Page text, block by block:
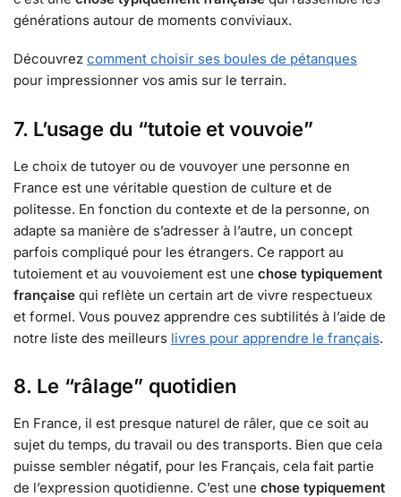
générations autour de moments conviviaux.
Découvrez comment choisir ses boules de pétanques
pour impressionner vos amis sur le terrain.
7. L’usage du “tutoie et vouvoie”
Le choix de tutoyer ou de vouvoyer une personne en
France est une véritable question de culture et de
politesse. En fonction du contexte et de la personne, on
adapte sa manière de s’adresser à l’autre, un concept
parfois compliqué pour les étrangers. Ce rapport au
tutoiement et au vouvoiement est une chose typiquement
française qui reflète un certain art de vivre respectueux
et formel. Vous pouvez apprendre ces subtilités à l’aide de
notre liste des meilleurs livres pour apprendre le français.
8. Le “râlage” quotidien
En France, il est presque naturel de râler, que ce soit au
sujet du temps, du travail ou des transports. Bien que cela
puisse sembler négatif, pour les Français, cela fait partie
de l’expression quotidienne. C’est une chose typiquement